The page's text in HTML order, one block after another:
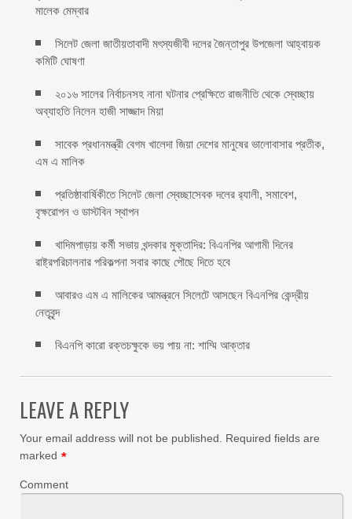
মালেক মেম্বার ‎
সিলেট জেলা জাতীয়তাবাদী মৎস্যজীবী দলের জৈন্তাপুর উপজেলা আহ্বায়ক
কমিটি ঘোষণা
২০১৬ সালের নির্বাচনসহ নানা ঘটনার প্রেক্ষিতে রাজনীতি থেকে স্বেচ্ছায়
অব্যাহতি নিলেন হাজী সাজ্জাদ মিয়া
সাবেক প্রধানমন্ত্রী বেগম খালেদা জিয়া দেশের মানুষের ভালোবাসার প্রতীক,
এম এ মালিক
প্রতিষ্ঠাবার্ষিকীতে সিলেট জেলা স্বেচ্ছাসেবক দলের র‌্যালী, সমাবেশ,
বৃক্ষরোপন ও ডাস্টবিন স্থাপন
খাদিমপাড়ায় কর্মী সভায় খন্দকার মুক্তাদির: বিএনপির আগামী দিনের
রাষ্ট্রপরিচালনার পরিকল্পনা সবার কাছে পৌছে দিতে হবে
আবারও এম এ মালিকের আমন্ত্রনে সিলেটে আসছেন বিএনপির কেন্দ্রীয়
নেতৃবৃন্দ
বিএনপি কারো রক্তচক্ষুকে ভয় পায় না: শাম্মি আক্তার
LEAVE A REPLY
Your email address will not be published.
Required fields are
marked *
Comment